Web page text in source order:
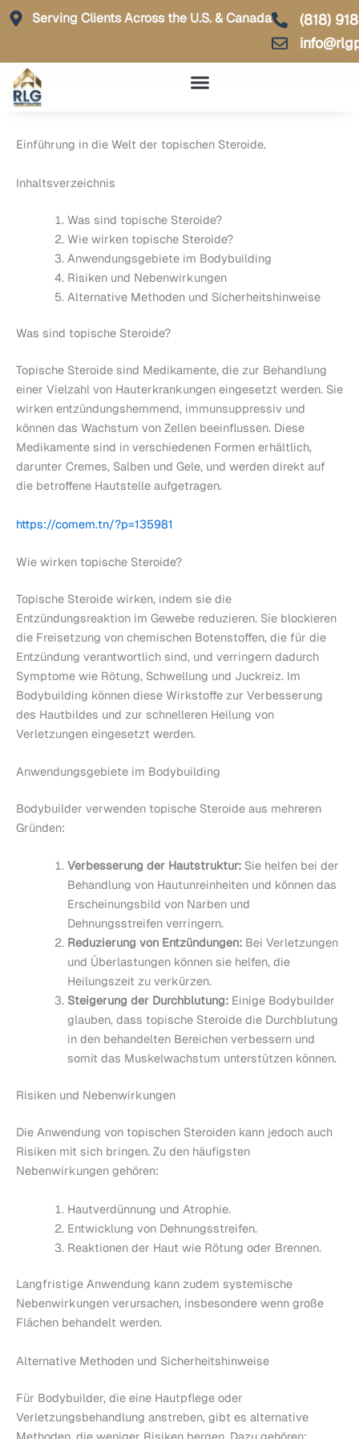
Skip
Serving Clients Across the U.S. & Canada
(818)
Einführung in die Welt der topischen Steroide.
Inhaltsverzeichnis
Was sind topische Steroide?
Wie wirken topische Steroide?
Anwendungsgebiete im Bodybuilding
Risiken und Nebenwirkungen
Alternative Methoden und Sicherheitshinweise
Was sind topische Steroide?
Topische Steroide sind Medikamente, die zur Behandlung
einer Vielzahl von Hauterkrankungen eingesetzt werden. Sie
wirken entzündungshemmend, immunsuppressiv und
können das Wachstum von Zellen beeinflussen. Diese
Medikamente sind in verschiedenen Formen erhältlich,
darunter Cremes, Salben und Gele, und werden direkt auf
die betroffene Hautstelle aufgetragen.
https://comem.tn/?p=135981
Wie wirken topische Steroide?
Topische Steroide wirken, indem sie die
Entzündungsreaktion im Gewebe reduzieren. Sie blockieren
die Freisetzung von chemischen Botenstoffen, die für die
Entzündung verantwortlich sind, und verringern dadurch
Symptome wie Rötung, Schwellung und Juckreiz. Im
Bodybuilding können diese Wirkstoffe zur Verbesserung
des Hautbildes und zur schnelleren Heilung von
Verletzungen eingesetzt werden.
Anwendungsgebiete im Bodybuilding
Bodybuilder verwenden topische Steroide aus mehreren
Gründen:
Verbesserung der Hautstruktur:Sie helfen bei der
Behandlung von Hautunreinheiten und können das
Erscheinungsbild von Narben und
Dehnungsstreifen verringern.
Reduzierung von Entzündungen:Bei Verletzungen
und Überlastungen können sie helfen, die
Heilungszeit zu verkürzen.
Steigerung der Durchblutung:Einige Bodybuilder
glauben, dass topische Steroide die Durchblutung
in den behandelten Bereichen verbessern und
somit das Muskelwachstum unterstützen können.
Risiken und Nebenwirkungen
Die Anwendung von topischen Steroiden kann jedoch auch
Risiken mit sich bringen. Zu den häufigsten
Nebenwirkungen gehören:
Hautverdünnung und Atrophie.
Entwicklung von Dehnungsstreifen.
Reaktionen der Haut wie Rötung oder Brennen.
Langfristige Anwendung kann zudem systemische
Nebenwirkungen verursachen, insbesondere wenn große
Flächen behandelt werden.
Alternative Methoden und Sicherheitshinweise
Für Bodybuilder, die eine Hautpflege oder
Verletzungsbehandlung anstreben, gibt es alternative
Methoden, die weniger Risiken bergen. Dazu gehören: